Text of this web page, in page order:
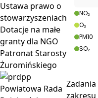
Ustawa prawo o
stowarzyszeniach
Dotacje na małe
granty dla NGO
Patronat Starosty
Żuromińskiego
Powiatowa Rada